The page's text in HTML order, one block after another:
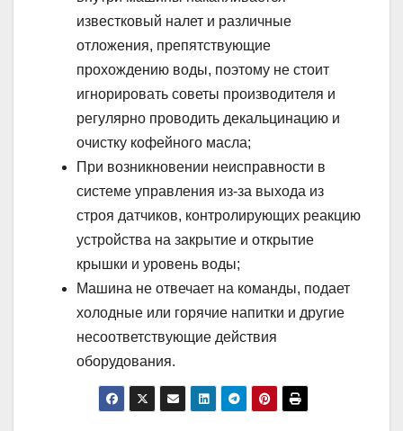
известковый налет и различные
отложения, препятствующие
прохождению воды, поэтому не стоит
игнорировать советы производителя и
регулярно проводить декальцинацию и
очистку кофейного масла;
При возникновении неисправности в
системе управления из-за выхода из
строя датчиков, контролирующих реакцию
устройства на закрытие и открытие
крышки и уровень воды;
Машина не отвечает на команды, подает
холодные или горячие напитки и другие
несоответствующие действия
оборудования.